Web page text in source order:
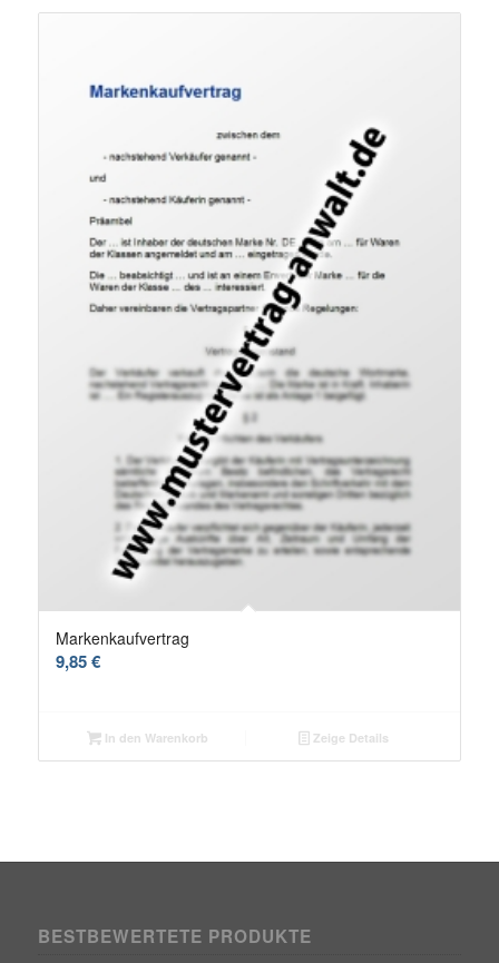
Markenkaufvertrag
9,85€
In den Warenkorb Zeige Details
BESTBEWERTETE PRODUKTE